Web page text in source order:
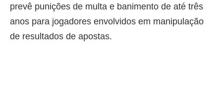
prevê punições de multa e banimento de até três
anos para jogadores envolvidos em manipulação
de resultados de apostas.